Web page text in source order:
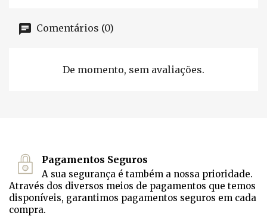
Comentários (0)
De momento, sem avaliações.
Pagamentos Seguros
A sua segurança é também a nossa prioridade.
Através dos diversos meios de pagamentos que temos
disponíveis, garantimos pagamentos seguros em cada
compra.